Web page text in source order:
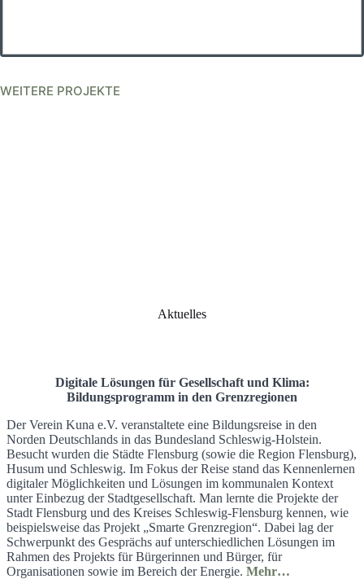
WEITERE PROJEKTE
Aktuelles
Digitale Lösungen für Gesellschaft und Klima:
Bildungsprogramm in den Grenzregionen
Der Verein Kuna e.V. veranstaltete eine Bildungsreise in den
Norden Deutschlands in das Bundesland Schleswig-Holstein.
Besucht wurden die Städte Flensburg (sowie die Region Flensburg),
Husum und Schleswig. Im Fokus der Reise stand das Kennenlernen
digitaler Möglichkeiten und Lösungen im kommunalen Kontext
unter Einbezug der Stadtgesellschaft. Man lernte die Projekte der
Stadt Flensburg und des Kreises Schleswig-Flensburg kennen, wie
beispielsweise das Projekt „Smarte Grenzregion“. Dabei lag der
Schwerpunkt des Gesprächs auf unterschiedlichen Lösungen im
Rahmen des Projekts für Bürgerinnen und Bürger, für
Organisationen sowie im Bereich der Energie. Mehr…